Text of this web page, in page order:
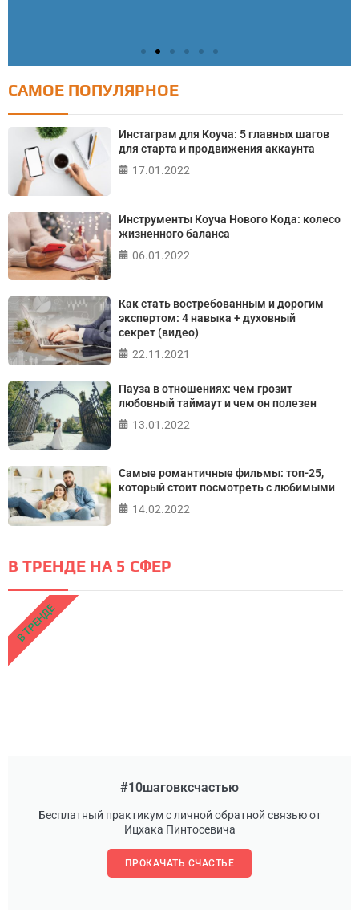
Тест: Как я контролирую свою жизнь?
Онлайн тест на основе шкалы локуса контроля
Джулиана Роттера
САМОЕ ПОПУЛЯРНОЕ
Инстаграм для Коуча: 5 главных шагов
для старта и продвижения аккаунта
17.01.2022
Инструменты Коуча Нового Кода: колесо
жизненного баланса
06.01.2022
Как стать востребованным и дорогим
экспертом: 4 навыка + духовный
секрет (видео)
22.11.2021
Пауза в отношениях: чем грозит
любовный таймаут и чем он полезен
13.01.2022
Самые романтичные фильмы: топ-25,
который стоит посмотреть с любимыми
14.02.2022
В ТРЕНДЕ НА 5 СФЕР
#10шаговксчастью
Бесплатный практикум с личной обратной связью от
Ицхака Пинтосевича
ПРОКАЧАТЬ СЧАСТЬЕ
В ТРЕНДЕ